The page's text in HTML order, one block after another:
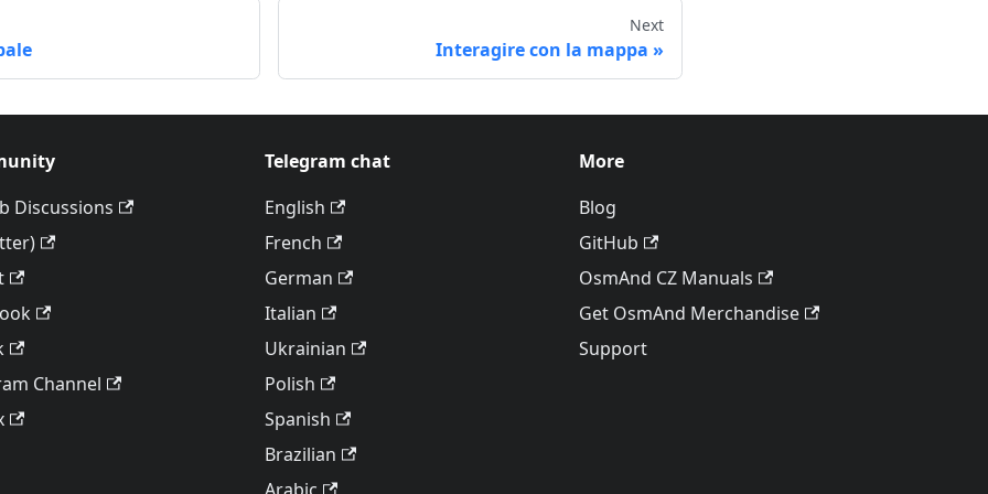
Next
Interagire con la mappa
Discussions
Channel
Telegram chat
English
French
German
Italian
Ukrainian
Polish
Spanish
Brazilian
More
Blog
GitHub
OsmAnd CZ Manuals
Get OsmAnd Merchandise
Support